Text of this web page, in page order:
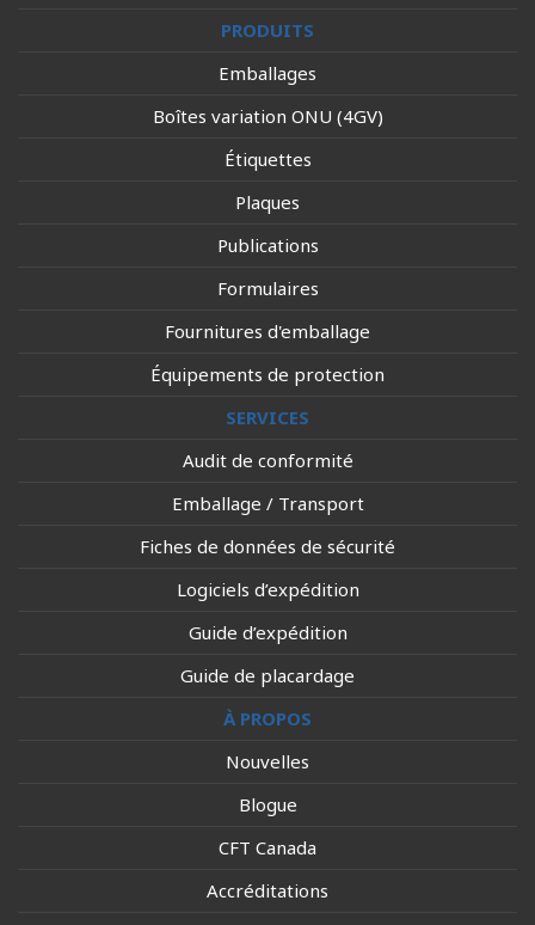
PRODUITS
Emballages
Boîtes variation ONU (4GV)
Étiquettes
Plaques
Publications
Formulaires
Fournitures d'emballage
Équipements de protection
SERVICES
Audit de conformité
Emballage / Transport
Fiches de données de sécurité
Logiciels d’expédition
Guide d’expédition
Guide de placardage
À PROPOS
Nouvelles
Blogue
CFT Canada
Accréditations